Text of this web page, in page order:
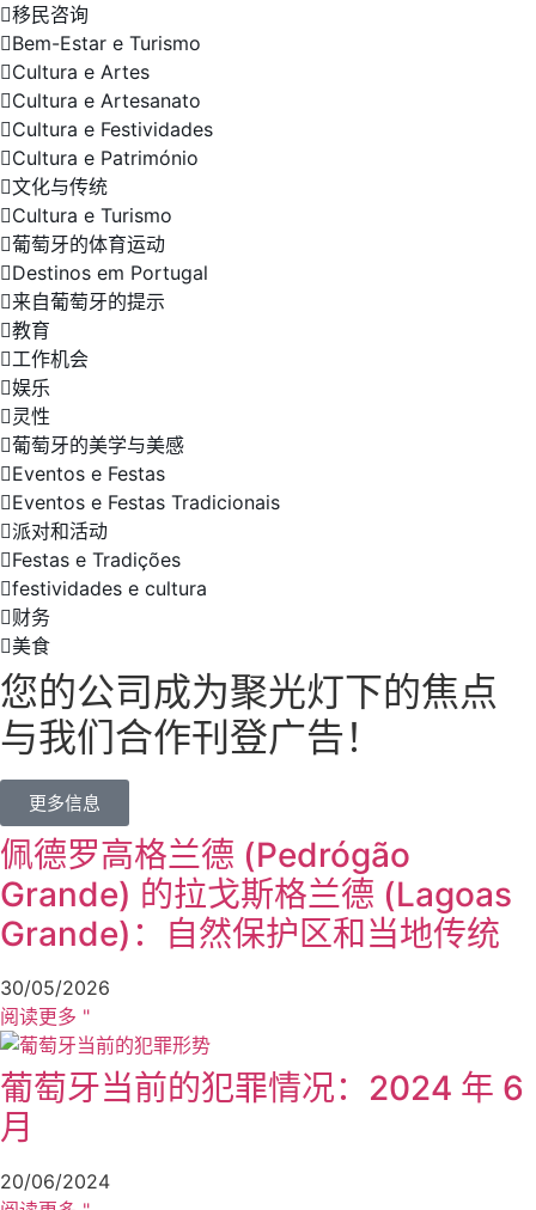
移民咨询
Bem-Estar e Turismo
Cultura e Artes
Cultura e Artesanato
Cultura e Festividades
Cultura e Património
文化与传统
Cultura e Turismo
葡萄牙的体育运动
Destinos em Portugal
来自葡萄牙的提示
教育
工作机会
娱乐
灵性
葡萄牙的美学与美感
Eventos e Festas
Eventos e Festas Tradicionais
派对和活动
Festas e Tradições
festividades e cultura
财务
美食
您的公司成为聚光灯下的焦点
与我们合作刊登广告！
更多信息
佩德罗高格兰德 (Pedrógão
Grande) 的拉戈斯格兰德 (Lagoas
Grande)：自然保护区和当地传统
30/05/2026
阅读更多 "
葡萄牙当前的犯罪情况：2024 年 6
月
20/06/2024